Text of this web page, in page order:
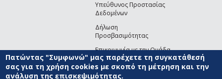
Υπεύθυνος Προστασίας
Δεδομένων
Δήλωση
Προσβασιμότητας
Επικοινωνία με την Ομάδα
Ανάπτυξης του site(link sends e-mail)
© ΠΑΝΕΠΙΣΤΗΜΙΟ ΑΙΓΑΙΟΥ ΟΡΟΙ ΧΡΗΣΗΣ
Πατώντας "Συμφωνώ" μας παρέχετε τη συγκατάθεσή
σας για τη χρήση cookies με σκοπό τη μέτρηση και την
ανάλυση της επισκεψιμότητας.